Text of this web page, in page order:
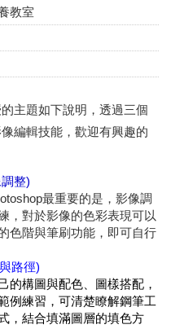
教室
主題如下說明，透過三個
編輯技能，歡迎有興趣的
整)
最重要的是，影像調
，對於影像的色彩表現可以
色階與筆刷功能，即可自行
路徑)
的構圖與配色、圖樣搭配，
例練習，可清楚瞭解鋼筆工
，結合填滿圖層的填色方